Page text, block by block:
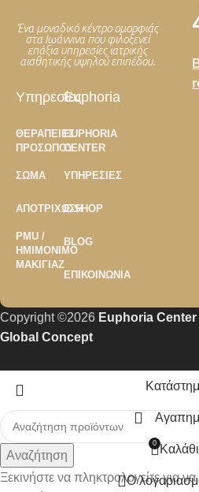
Ένα μοναδικό κέντρο ομορφιάς
στα Ιωάννινα που φιλοξενεί
επάξια υπηρεσίες ιατρικής
αισθητικής υψηλού επιπέδου.
Υπηρεσίες
ΘΕΡΑΠΕΊΕΣ
ΠΡΟΣΏΠΟΥ
ΣΏΜΑ
ΑΠΟΤΡΊΧΩΣΗ
PMU /
ΗΜΙΜΌΝΙΜΟ
ΜΑΚΙΓΙΆΖ
Euphoria
EUPHORIA
CENTER
ΥΠΗΡΕΣΊΕΣ
E-SHOP
BLOG
ΕΠΙΚΟΙΝΩΝΊΑ
Copyright ©2026 Euphoria Center
Global Concept
Αναζήτηση
Ξεκινήστε να πληκτρολογείτε για να
0 Καλάθι
Ο